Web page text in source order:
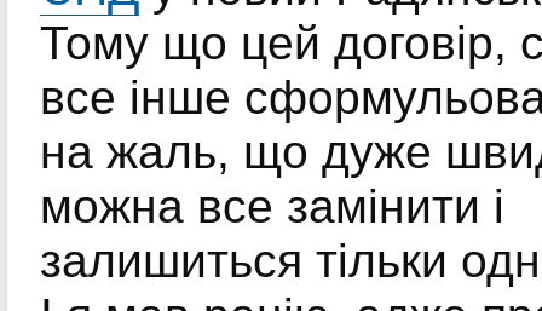
Тому що цей договір,
все інше
на жаль, що дуже
можна все замінити і
залишиться тільки